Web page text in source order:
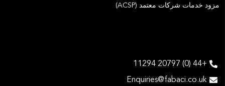
مزود خدمات شركات معتمد (ACSP)
+44 (0) 20797 11294
Enquiries@fabaci.co.uk